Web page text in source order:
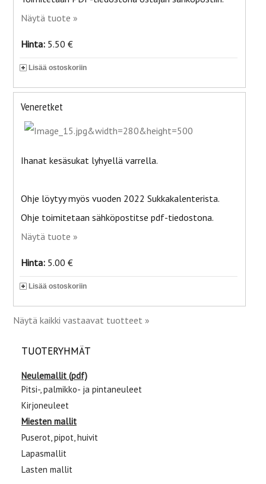
Näytä tuote »
Hinta: 5.50 €
Lisää ostoskoriin
Veneretket
Ihanat kesäsukat lyhyellä varrella.
Ohje löytyy myös vuoden 2022 Sukkakalenterista.
Ohje toimitetaan sähköpostitse pdf-tiedostona.
Näytä tuote »
Hinta: 5.00 €
Lisää ostoskoriin
Näytä kaikki vastaavat tuotteet »
TUOTERYHMÄT
Neulemallit (pdf)
Pitsi-, palmikko- ja pintaneuleet
Kirjoneuleet
Miesten mallit
Puserot, pipot, huivit
Lapasmallit
Lasten mallit